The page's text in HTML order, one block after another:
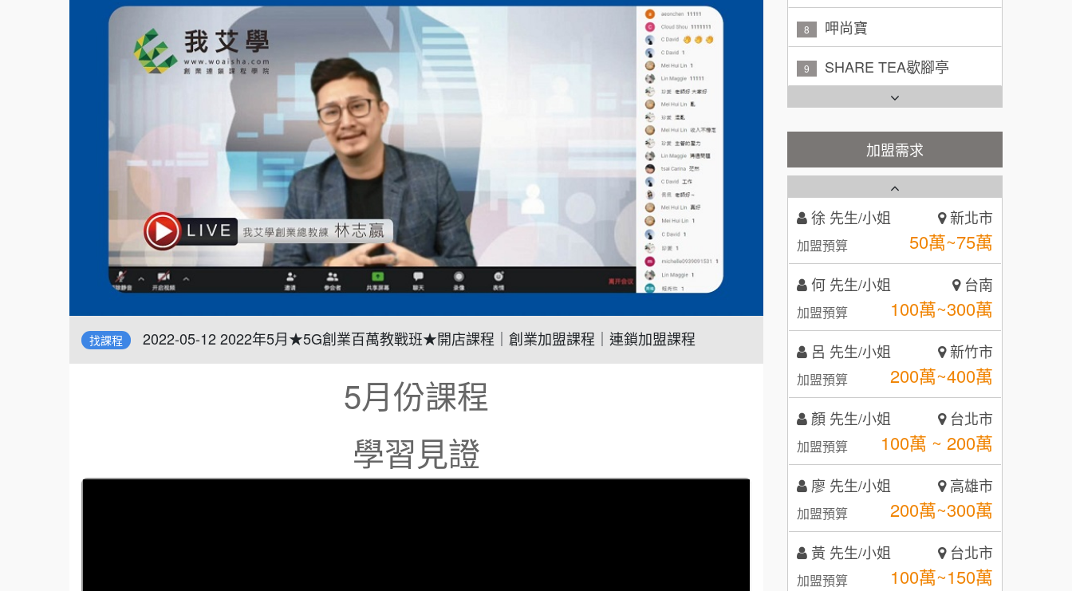
找課程 2022-05-12 2022年5月★5G創業百萬教戰班★開店課程｜創業加盟課程｜連鎖加盟課程
5月份課程
學習見證
9 SHARE TEA歇腳亭
10 TEA TOP台灣第一味
1 Cozy coffee可集咖啡
霏等茶
秉宏小米甜甜圈
4 潮鍋癮
5 咖啡LOOK
88thai發發泰-泰式飯行家
8 呷尚寶
9 SHARE TEA歇腳亭
TEA TOP台灣第一味
加盟需求
吳 先生/小姐
加盟預算 100萬~200萬
周 先生/小姐 台北
加盟預算 100萬 ~150萬
徐 先生/小姐
加盟預算 50萬~75萬
何 先生/小姐 台南
加盟預算 100萬~300萬
呂 先生/小姐 新竹市
加盟預算 200萬~400萬
顏 先生/小姐 台北市
加盟預算 100萬 ~ 200萬
廖 先生/小姐 高雄市
加盟預算 200萬~300萬
黃 先生/小姐 台北市
加盟預算 100萬~150萬
林 先生/小姐 屏東縣
加盟預算 100萬 ~ 200萬
【曉妍美妝】誠徵行政櫃檯
自助洗衣店誠徵代洗收送人員
(台中市)
MUSHEN徵SPA美容芳療師
日十。早午食加盟說明會
拾鑶火鍋加盟說明會
全家加盟說明會
台灣G湯加盟說明會